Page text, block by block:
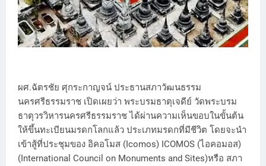
ผศ.ฉัตรชัย ศุกระกาญจน์ ประธานสภาวัฒนธรรม
นครศรีธรรมราช เปิดเผยว่า พระบรมธาตุเจดีย์ วัดพระบรม
ธาตุวรวิหารนครศรีธรรมราช ได้ผ่านความเห็นขอบในขั้นต้น
ให้ขึ้นทะเบียนมรดกโลกแล้ว ประเภทมรดกที่มีชีวิต โดยจะนำ
เข้าสู้ที่ประชุมของ อิคอโมส (Icomos) ICOMOS (ไอคอมอส)
(International Council on Monuments and Sites)หรือ สภา